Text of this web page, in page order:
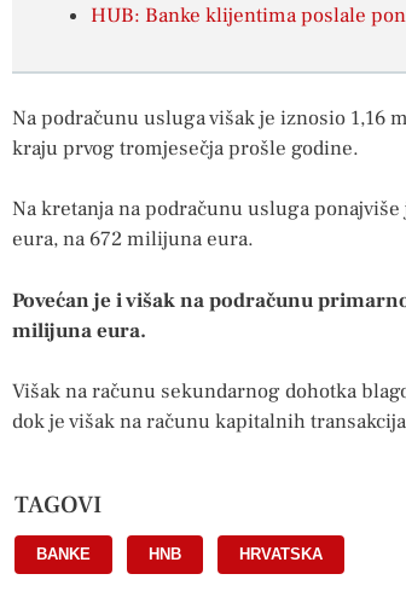
HUB: Banke klijentima poslale
Na podračunu usluga višak je iznosio 1,16
kraju prvog tromjesečja prošle godine.
Na kretanja na podračunu usluga
eura, na 672 milijuna eura.
Povećan je i višak na podračunu
milijuna eura.
Višak na računu sekundarnog dohotka
dok je višak na računu kapitalnih
TAGOVI
BANKE HNB HRVATSKA